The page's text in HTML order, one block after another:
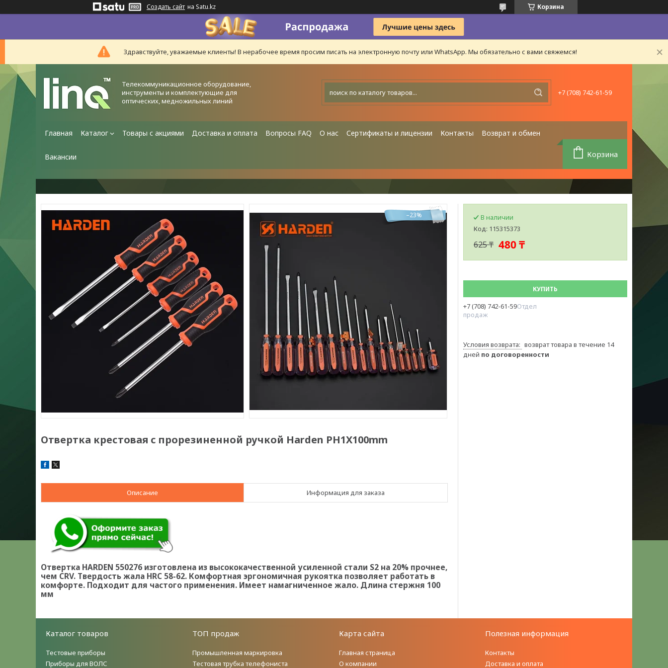
Создать сайт на Satu.kz Корзина
Здравствуйте, уважаемые клиенты! В нерабочее время просим писать на электронную почту или WhatsApp. Мы обязательно с вами свяжемся!
Телекоммуникационное оборудование,
инструменты и комплектующие для
оптических, медножильных линий
+7 (708) 742-61-59
Главная Каталог Товары с акциями Доставка и оплата Вопросы FAQ О нас Сертификаты и лицензии Контакты Возврат и обмен
Вакансии Корзина
–23%
Отвертка крестовая c прорезиненной ручкой Harden PH1X100mm
Описание Информация для заказа
Отвертка HARDEN 550276 изготовлена из высококачественной усиленной стали S2 на 20% прочнее,
чем CRV. Твердость жала HRC 58-62. Комфортная эргономичная рукоятка позволяет работать в
комфорте. Подходит для частого применения. Имеет намагниченное жало. Длина стержня 100
мм
В наличии
Код: 115315373
625 ₸ 480 ₸
КУПИТЬ
+7 (708) 742-61-59Отдел
продаж
возврат товара в течение 14
дней по договоренности
Каталог товаров
Тестовые приборы
Приборы для ВОЛС
ТОП продаж
Промышленная маркировка
Тестовая трубка телефониста
Карта сайта
Главная страница
О компании
Полезная информация
Контакты
Доставка и оплата